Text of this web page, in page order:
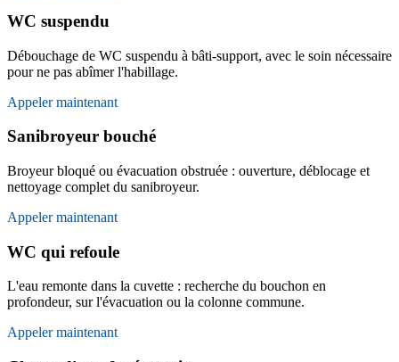
WC suspendu
Débouchage de WC suspendu à bâti-support, avec le soin nécessaire
pour ne pas abîmer l'habillage.
Appeler maintenant
Sanibroyeur bouché
Broyeur bloqué ou évacuation obstruée : ouverture, déblocage et
nettoyage complet du sanibroyeur.
Appeler maintenant
WC qui refoule
L'eau remonte dans la cuvette : recherche du bouchon en
profondeur, sur l'évacuation ou la colonne commune.
Appeler maintenant